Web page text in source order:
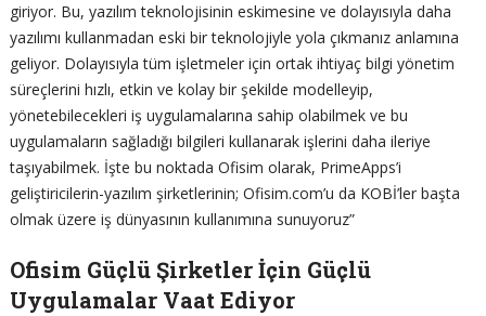
giriyor. Bu, yazılım teknolojisinin eskimesine ve dolayısıyla daha
yazılımı kullanmadan eski bir teknolojiyle yola çıkmanız anlamına
geliyor. Dolayısıyla tüm işletmeler için ortak ihtiyaç bilgi yönetim
süreçlerini hızlı, etkin ve kolay bir şekilde modelleyip,
yönetebilecekleri iş uygulamalarına sahip olabilmek ve bu
uygulamaların sağladığı bilgileri kullanarak işlerini daha ileriye
taşıyabilmek. İşte bu noktada Ofisim olarak, PrimeApps’i
geliştiricilerin-yazılım şirketlerinin; Ofisim.com’u da KOBİ’ler başta
olmak üzere iş dünyasının kullanımına sunuyoruz”
Ofisim Güçlü Şirketler İçin Güçlü
Uygulamalar Vaat Ediyor